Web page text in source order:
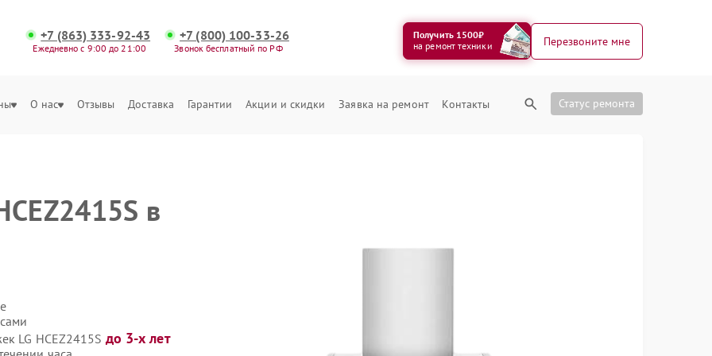
+7 (863) 333-92-43
Ежедневно с 9:00 до 21:00
+7 (800) 100-33-26
Звонок бесплатный по РФ
Получить 1500₽
на ремонт техники
Перезвоните мне
О нас Отзывы Доставка Гарантии Акции и скидки Заявка на ремонт Контакты Статус ремонта
в
LG HCEZ2415S до 3-х лет